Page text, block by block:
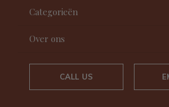
Categorieën
Over ons
CALL US